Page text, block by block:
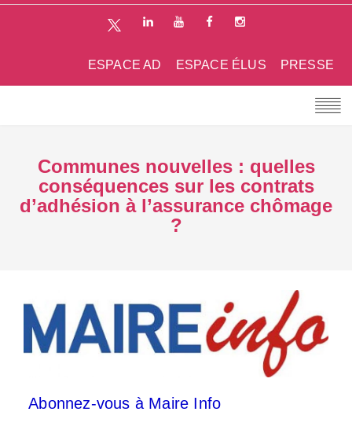
PRESSE
ESPACE ÉLUS
ESPACE AD
Communes nouvelles : quelles
conséquences sur les contrats
d’adhésion à l’assurance chômage
?
Abonnez-vous à Maire Info